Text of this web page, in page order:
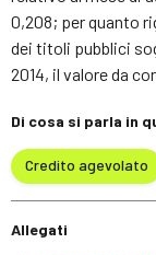
0,208; per quanto
dei titoli pubblici
2014, il valore da
Di cosa si parla in
Credito agevolato
Allegati